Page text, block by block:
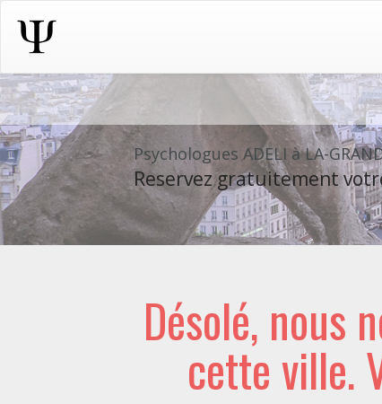
Psychologues ADELI à LA-
Reservez gratuitement
Désolé, nous
cette ville.